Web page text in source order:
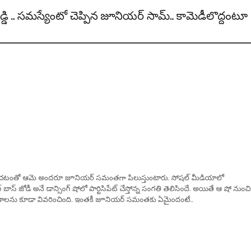
.. స‌మ‌స్యేంటో చెప్పిన జూనియ‌ర్ సామ్‌.. కామెడీలొద్దంటూ
ఆమె అంద‌రూ జూనియ‌ర్ స‌మంత‌గా పిలుస్తుంటారు. సోష‌ల్ మీడియాలో
జోడీ అనే డాన్సింగ్ షోలో పార్టిసిపేట్ చేస్తోన్న సంగ‌తి తెలిసిందే. అయితే ఆ షో నుంచి
కూడా వివ‌రించింది. ఇంత‌కీ జూనియ‌ర్ స‌మంత‌కు ఏమైందంటే..